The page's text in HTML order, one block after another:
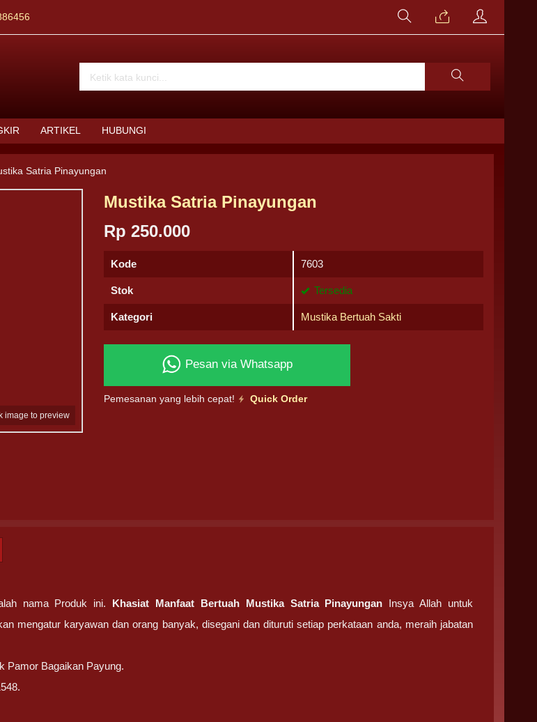
ARTIKEL HUBUNGI
Satria Pinayungan
image to preview
Mustika Satria Pinayungan
Rp 250.000
Kode 7603
Stok Tersedia
Kategori Mustika Bertuah Sakti
Pesan via Whatsapp
Pemesanan yang lebih cepat! Quick Order
nama Produk ini. Khasiat Manfaat Bertuah Mustika Satria Pinayungan Insya Allah untuk
mengatur karyawan dan orang banyak, disegani dan dituruti setiap perkataan anda, meraih jabatan
Pamor Bagaikan Payung.